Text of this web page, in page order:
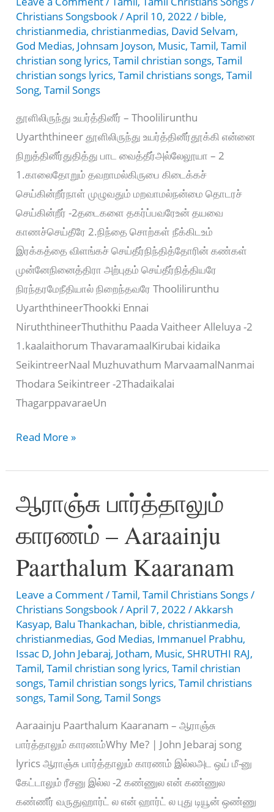
Christians Songsbook/April 10, 2022/ bible,
christianmedia, christianmedias, David Selvam,
God Medias, Johnsam Joyson, Music,Tamil,Tamil
christian song lyrics,Tamil christian songs,Tamil
christian songs lyrics,Tamil christians songs,Tamil
Song,Tamil Songs
தூளிலிருந்து உயர்த்தினீர் – Thoolilirunthu
Uyarththineer தூளிலிருந்து உயர்த்தினீர்தூக்கி என்னை
நிறுத்தினீர்துதித்து பாட வைத்தீர்அல்லேலூயா – 2
1.காலைதோறும் தவறாமல்கிருபை கிடைக்கச்
செய்கின்றீர்நாள் முழுவதும் மறவாமல்நன்மை தொடரச்
செய்கின்றீர் -2தடைகளை தகர்ப்பவரேஉன் தயவை
காணச்செய்தீரே 2.நிந்தை சொற்கள் நீக்கிடஉம்
இரக்கத்தை விளங்கச் செய்தீர்நிந்தித்தோரின் கண்கள்
முன்னேநினைத்திரா அற்புதம் செய்தீர்நித்தியரே
நிரந்தரமேநீதியால் நிறைந்தவரே Thoolilirunthu
UyarththineerThookki Ennai
NiruththineerThuthithu Paada Vaitheer Alleluya -2
1.kaalaithorum ThavaramaalKirubai kidaika
SeikintreerNaal Muzhuvathum MarvaamalNanmai
Thodara Seikintreer -2Thadaikalai
ThagarppavaraeUn
தூளிலிருந்து
–
Thoolilirunthu
Uyarththineer
Read More »
ஆராஞ்சு பார்த்தாலும்
காரணம் – Aaraainju
Paarthalum Kaaranam
Leave a Comment/Tamil,Tamil Christians Songs/
Christians Songsbook/April 7, 2022/Akkarsh
Kasyap, Balu Thankachan, bible, christianmedia,
christianmedias, God Medias, Immanuel Prabhu,
Issac D, John Jebaraj, Jotham, Music,SHRUTHI RAJ,
Tamil,Tamil christian song lyrics,Tamil christian
songs,Tamil christian songs lyrics,Tamil christians
songs,Tamil Song,Tamil Songs
Aaraainju Paarthalum Kaaranam – ஆராஞ்சு
பார்த்தாலும் காரணம்Why Me? | John Jebaraj song
lyrics ஆராஞ்சு பார்த்தாலும் காரணம் இல்லஅட ஒய் மீ-னு
கேட்டாலும் ரீசனு இல்ல -2 கண்ணுல என் கண்ணுல
கண்ணீர் வருதுஹார்ட் ல என் ஹார்ட் ல புது டியூன் ஒண்ணு